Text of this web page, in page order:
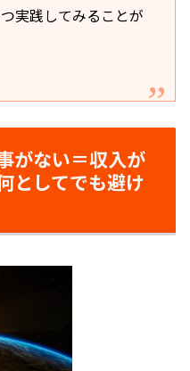
実践してみることが
がない＝収入が
としてでも避け